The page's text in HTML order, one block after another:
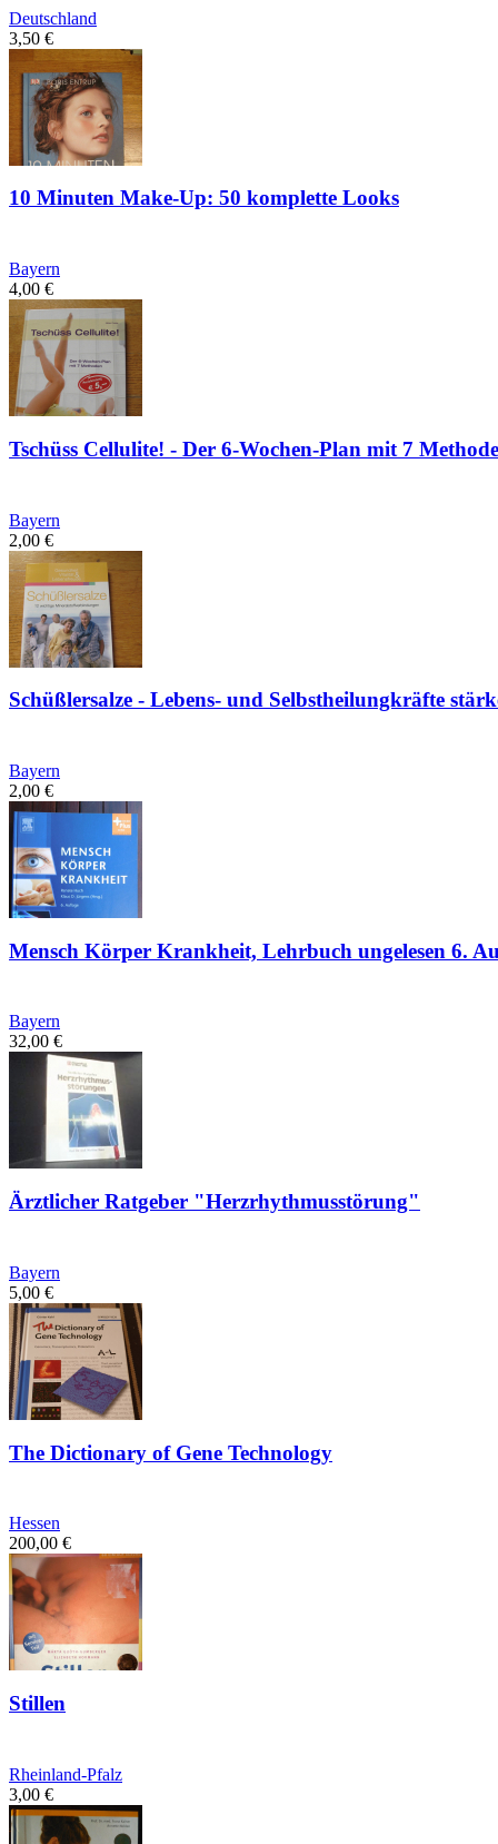
Deutschland
3,50 €
10 Minuten Make-Up: 50 komplette Looks
Bayern
4,00 €
Tschüss Cellulite! - Der 6-Wochen-Plan mit 7
Bayern
2,00 €
Schüßlersalze - Lebens- und Selbstheilungkräfte
Bayern
2,00 €
Mensch Körper Krankheit, Lehrbuch ungelesen 6.
Bayern
32,00 €
Ärztlicher Ratgeber "Herzrhythmusstörung"
Bayern
5,00 €
The Dictionary of Gene Technology
Hessen
200,00 €
Stillen
Rheinland-Pfalz
3,00 €